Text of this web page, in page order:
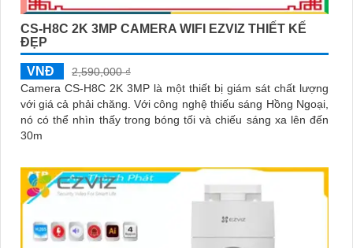
CS-H8C 2K 3MP CAMERA WIFI EZVIZ THIẾT KẾ
ĐẸP
VNĐ
2,590,000 ₫
Camera CS-H8C 2K 3MP là một thiết bị giám sát chất lượng
với giá cả phải chăng. Với công nghệ thiếu sáng Hồng Ngoại,
nó có thể nhìn thấy trong bóng tối và chiếu sáng xa lên đến
30m